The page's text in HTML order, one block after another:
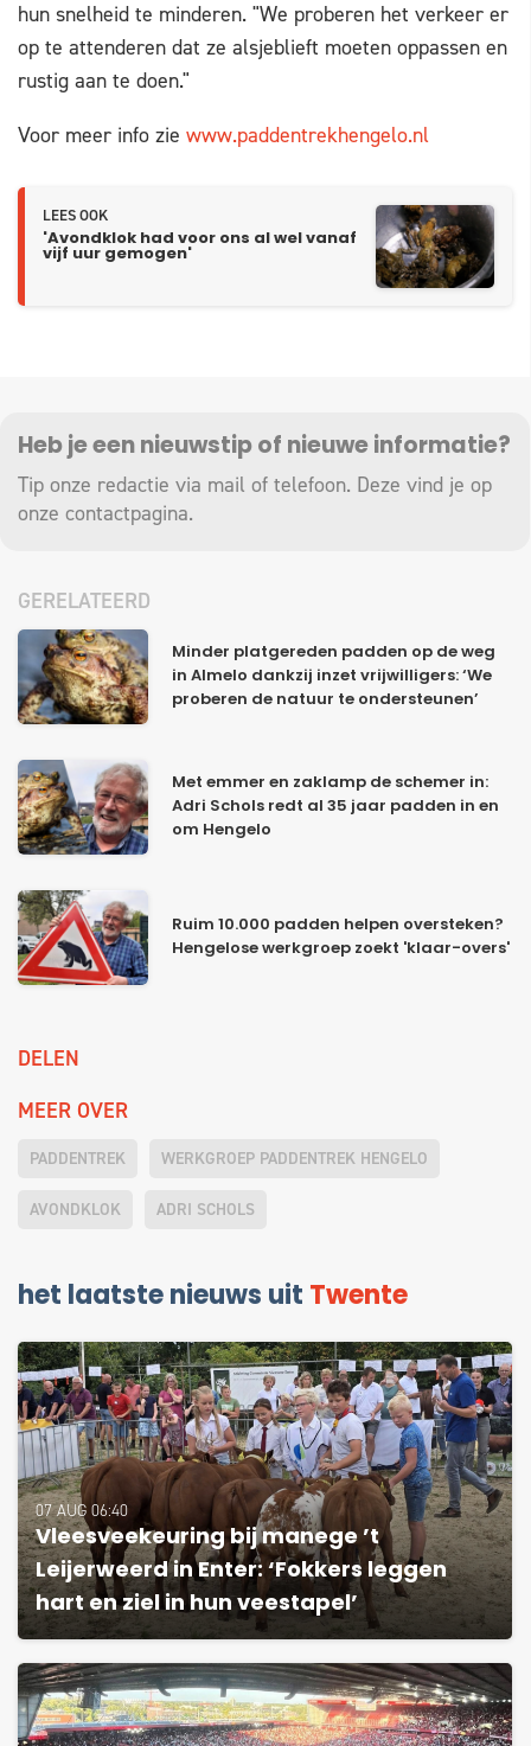
hun snelheid te minderen. "We proberen het verkeer er
op te attenderen dat ze alsjeblieft moeten oppassen en
rustig aan te doen."
Voor meer info zie www.paddentrekhengelo.nl
LEES OOK
'Avondklok had voor ons al wel vanaf
vijf uur gemogen'
Heb je een nieuwstip of nieuwe informatie?
Tip onze redactie via mail of telefoon. Deze vind je op
onze contactpagina.
GERELATEERD
Minder platgereden padden op de weg
in Almelo dankzij inzet vrijwilligers: ‘We
proberen de natuur te ondersteunen’
Met emmer en zaklamp de schemer in:
Adri Schols redt al 35 jaar padden in en
om Hengelo
Ruim 10.000 padden helpen oversteken?
Hengelose werkgroep zoekt 'klaar-overs'
DELEN
MEER OVER
PADDENTREK WERKGROEP PADDENTREK HENGELO
AVONDKLOK ADRI SCHOLS
het laatste nieuws uit Twente
07 AUG 06:40
Vleesveekeuring bij manege ’t
Leijerweerd in Enter: ‘Fokkers leggen
hart en ziel in hun veestapel’